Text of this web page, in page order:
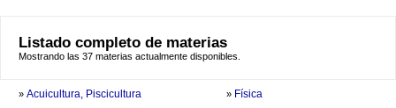
Listado completo de materias
Mostrando las 37 materias actualmente disponibles.
» Acuicultura, Piscicultura » Física